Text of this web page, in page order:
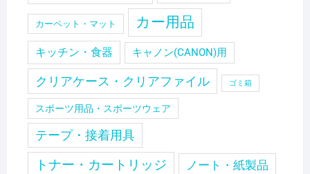
カーペット・マット カー用品
キッチン・食器 キャノン(CANON)用
クリアケース・クリアファイル ゴミ箱
スポーツ用品・スポーツウェア
テープ・接着用具
トナー・カートリッジ ノート・紙製品